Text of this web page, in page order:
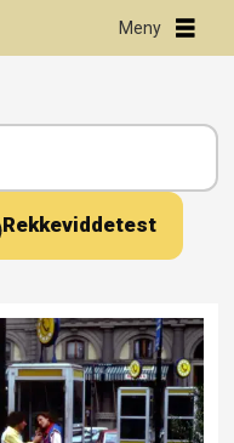
Rekkeviddetest